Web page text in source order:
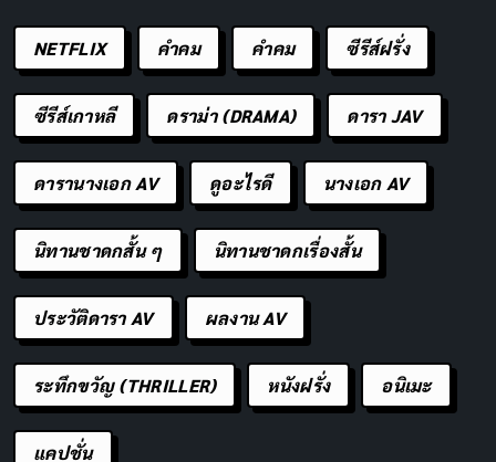
NETFLIX คำคม คําคม ซีรีส์ฝรั่ง
ซีรีส์เกาหลี ดราม่า (DRAMA) ดารา JAV
ดารานางเอก AV ดูอะไรดี นางเอก AV
นิทานชาดกสั้น ๆ นิทานชาดกเรื่องสั้น
ประวัติดารา AV ผลงาน AV
ระทึกขวัญ (THRILLER) หนังฝรั่ง อนิเมะ
แคปชั่น